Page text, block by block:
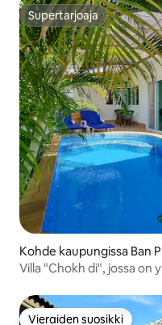
Supertarjoaja
Supertarjoaja
Kohde kaupungissa Ban
Villa "Chokh di", jossa on
Vieraiden suosikki